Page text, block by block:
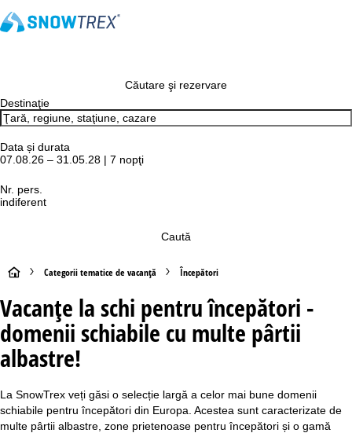
Căutare şi rezervare
Destinaţie
Data și durata
07.08.26 – 31.05.28 | 7 nopţi
Nr. pers.
indiferent
Caută
A
c
a
s
ă
Categorii tematice de vacanță Începători
Vacanțe la schi pentru începători -
domenii schiabile cu multe pârtii
albastre!
La SnowTrex veți găsi o selecție largă a celor mai bune domenii
schiabile pentru începători din Europa. Acestea sunt caracterizate de
multe pârtii albastre, zone prietenoase pentru începători și o gamă